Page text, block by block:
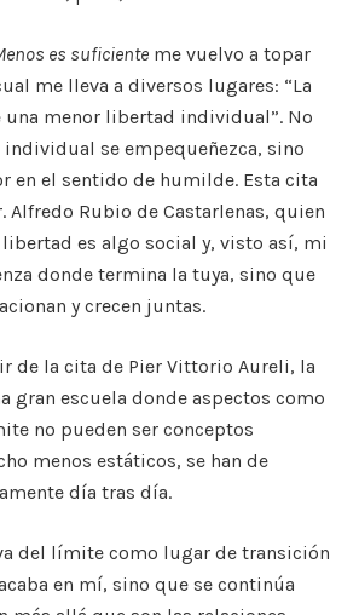
es suficiente me vuelvo a topar
me lleva a diversos lugares: “La
una menor libertad individual”. No
se empequeñezca, sino
en el sentido de humilde. Esta cita
Alfredo Rubio de Castarlenas, quien
es algo social y, visto así, mi
donde termina la tuya, sino que
y crecen juntas.
de la cita de Pier Vittorio Aureli, la
gran escuela donde aspectos como
no pueden ser conceptos
menos estáticos, se han de
día tras día.
del límite como lugar de transición
en mí, sino que se continúa